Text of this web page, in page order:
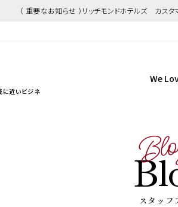
（ 重要なお知らせ ）リッチモンドホテルズ カ
に近いビジネ
We
スタッフ